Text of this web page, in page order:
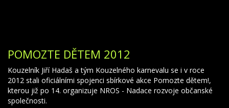
POMOZTE DĚTEM 2012
Kouzelník Jiří Hadaš a tým Kouzelného karnevalu se i v roce
2012 stali oficiálními spojenci sbírkové akce Pomozte dětem!,
kterou již po 14. organizuje NROS - Nadace rozvoje občanské
společnosti.